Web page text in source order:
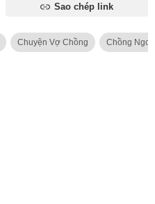
Sao chép link
Chuyện Vợ Chồng Chồng